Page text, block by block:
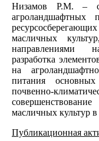
Низамов Р.М. –
агроландшафтных
масличных
направлениями
разработка
на
питания основных
почвенно-
масличных культур
Публикационная